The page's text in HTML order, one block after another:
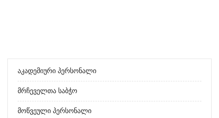
Აკადემიური Პერსონალი
Მრჩეველთა Საბჭო
Მოწვეული Პერსონალი